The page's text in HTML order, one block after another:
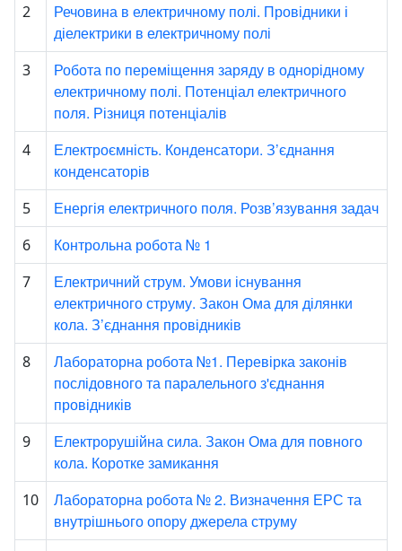
2
Речовина в електричному полі. Провідники і
діелектрики в електричному полі
3
Робота по переміщення заряду в однорідному
електричному полі. Потенціал електричного
поля. Різниця потенціалів
4
Електроємність. Конденсатори. З’єднання
конденсаторів
5 Енергія електричного поля. Розв’язування задач
6 Контрольна робота № 1
7
Електричний струм. Умови існування
електричного струму. Закон Ома для ділянки
кола. З’єднання провідників
8
Лабораторна робота №1. Перевірка законів
послідовного та паралельного з'єднання
провідників
9
Електрорушійна сила. Закон Ома для повного
кола. Коротке замикання
10
Лабораторна робота № 2. Визначення ЕРС та
внутрішнього опору джерела струму